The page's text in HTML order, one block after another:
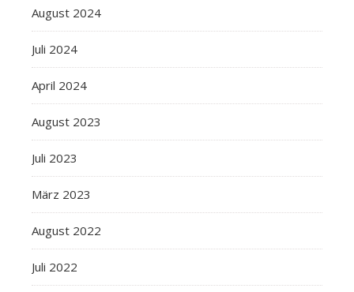
August 2024
Juli 2024
April 2024
August 2023
Juli 2023
März 2023
August 2022
Juli 2022